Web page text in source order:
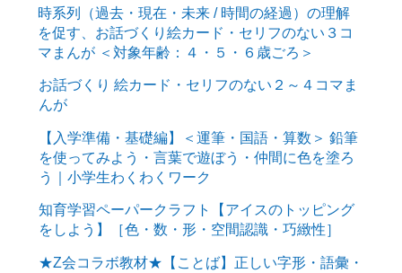
時系列（過去・現在・未来 / 時間の経過）の理解
を促す、お話づくり絵カード・セリフのない３コ
マまんが ＜対象年齢：４・５・６歳ごろ＞
お話づくり 絵カード・セリフのない２～４コマま
んが
【入学準備・基礎編】＜運筆・国語・算数＞ 鉛筆
を使ってみよう・言葉で遊ぼう・仲間に色を塗ろ
う｜小学生わくわくワーク
知育学習ペーパークラフト【アイスのトッピング
をしよう】［色・数・形・空間認識・巧緻性］
★Z会コラボ教材★【ことば】正しい字形・語彙・